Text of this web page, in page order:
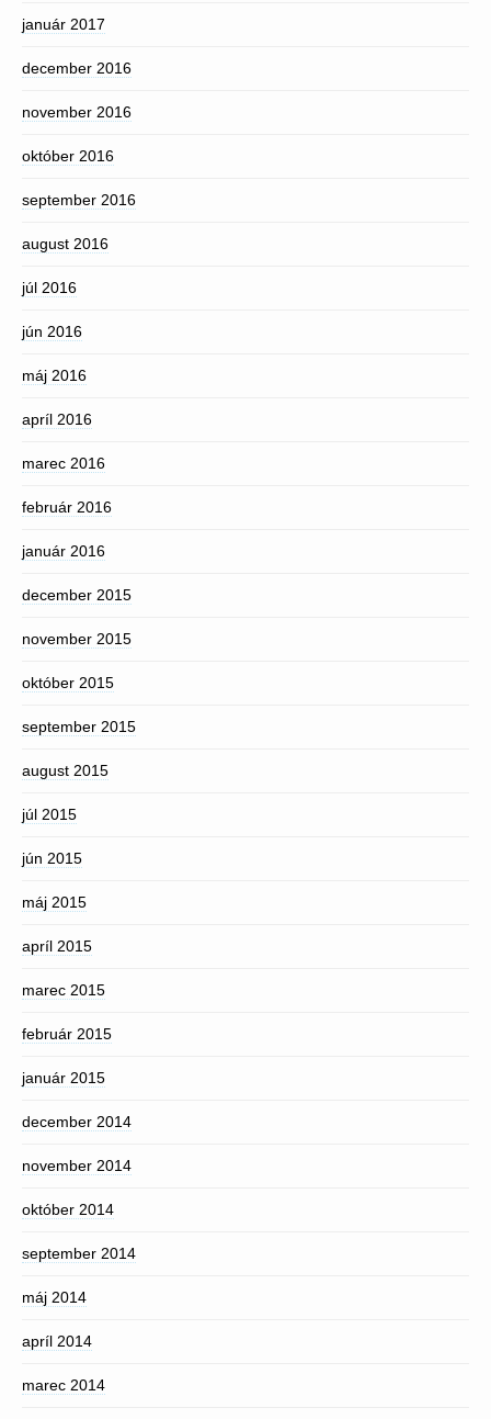
január 2017
december 2016
november 2016
október 2016
september 2016
august 2016
júl 2016
jún 2016
máj 2016
apríl 2016
marec 2016
február 2016
január 2016
december 2015
november 2015
október 2015
september 2015
august 2015
júl 2015
jún 2015
máj 2015
apríl 2015
marec 2015
február 2015
január 2015
december 2014
november 2014
október 2014
september 2014
máj 2014
apríl 2014
marec 2014